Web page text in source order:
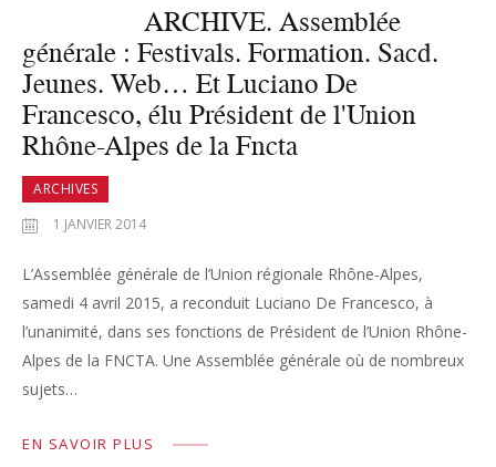
ARCHIVE. Assemblée
générale : Festivals. Formation. Sacd.
Jeunes. Web… Et Luciano De
Francesco, élu Président de l'Union
Rhône-Alpes de la Fncta
ARCHIVES
1 JANVIER 2014
L’Assemblée générale de l’Union régionale Rhône-Alpes,
samedi 4 avril 2015, a reconduit Luciano De Francesco, à
l’unanimité, dans ses fonctions de Président de l’Union Rhône-
Alpes de la FNCTA. Une Assemblée générale où de nombreux
sujets…
EN SAVOIR PLUS